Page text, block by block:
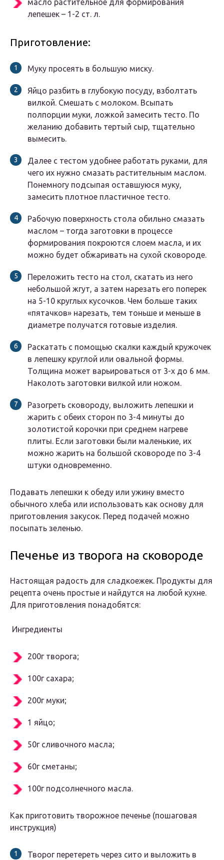
масло растительное для формирования
лепешек – 1-2 ст. л.
Приготовление:
Муку просеять в большую миску.
Яйцо разбить в глубокую посуду, взболтать
вилкой. Смешать с молоком. Всыпать
полпорции муки, ложкой замесить тесто. По
желанию добавить тертый сыр, тщательно
вымесить.
Далее с тестом удобнее работать руками, для
чего их нужно смазать растительным маслом.
Понемногу подсыпая оставшуюся муку,
замесить плотное пластичное тесто.
Рабочую поверхность стола обильно смазать
маслом – тогда заготовки в процессе
формирования покроются слоем масла, и их
можно будет обжаривать на сухой сковороде.
Переложить тесто на стол, скатать из него
небольшой жгут, а затем нарезать его поперек
на 5-10 круглых кусочков. Чем больше таких
«пятачков» нарезать, тем тоньше и меньше в
диаметре получатся готовые изделия.
Раскатать с помощью скалки каждый кружочек
в лепешку круглой или овальной формы.
Толщина может варьироваться от 3-х до 6 мм.
Наколоть заготовки вилкой или ножом.
Разогреть сковороду, выложить лепешки и
жарить с обеих сторон по 3-4 минуты до
золотистой корочки при среднем нагреве
плиты. Если заготовки были маленькие, их
можно жарить на большой сковороде по 3-4
штуки одновременно.
Подавать лепешки к обеду или ужину вместо
обычного хлеба или использовать как основу для
приготовления закусок. Перед подачей можно
посыпать зеленью.
Печенье из творога на сковороде
Настоящая радость для сладкоежек. Продукты для
рецепта очень простые и найдутся на любой кухне.
Для приготовления понадобятся:
Ингредиенты
200г творога;
100г сахара;
200г муки;
1 яйцо;
50г сливочного масла;
60г сметаны;
100г подсолнечного масла.
Как приготовить творожное печенье (пошаговая
инструкция)
Творог перетереть через сито и выложить в